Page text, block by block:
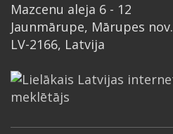
Mazcenu aleja 6 - 12
Jaunmārupe, Mārupes nov.
LV-2166, Latvija